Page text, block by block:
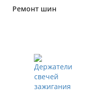
Ремонт шин